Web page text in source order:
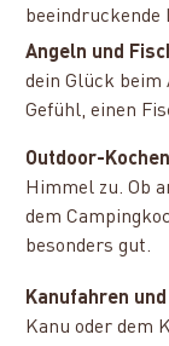
beeindruckende
Angeln und
dein Glück beim
Gefühl, einen
Outdoor-Kochen
Himmel zu. Ob
dem
besonders gut.
Kanufahren
Kanu oder dem